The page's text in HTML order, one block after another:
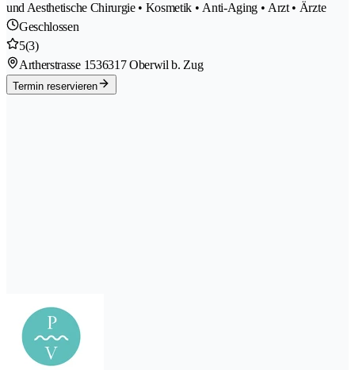
und Aesthetische Chirurgie • Kosmetik • Anti-Aging • Arzt • Ärzte
Geschlossen
5(3)
Artherstrasse 1536317 Oberwil b. Zug
Termin reservieren